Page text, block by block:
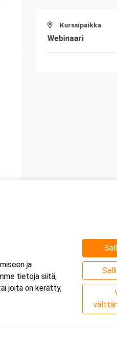
Kurssipaikka
Webinaari
ja
tietoja siitä,
joita on kerätty,